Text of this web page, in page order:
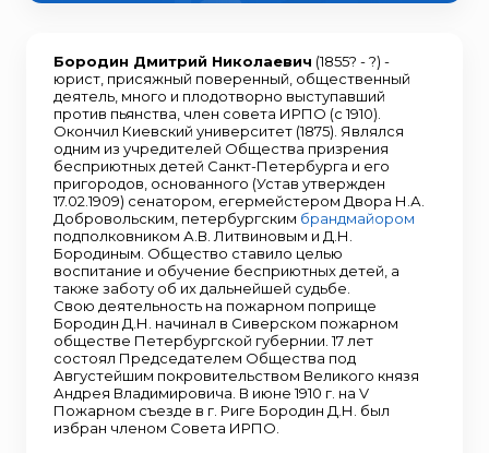
Бородин Дмитрий Николаевич (1855? - ?) -
юрист, присяжный поверенный, общественный
деятель, много и плодотворно выступавший
против пьянства, член совета ИРПО (с 1910).
Окончил Киевский университет (1875). Являлся
одним из учредителей Общества призрения
бесприютных детей Санкт-Петербурга и его
пригородов, основанного (Устав утвержден
17.02.1909) сенатором, егермейстером Двора Н.А.
Добровольским, петербургским брандмайором
подполковником А.В. Литвиновым и Д.Н.
Бородиным. Общество ставило целью
воспитание и обучение бесприютных детей, а
также заботу об их дальнейшей судьбе.
Свою деятельность на пожарном поприще
Бородин Д.Н. начинал в Сиверском пожарном
обществе Петербургской губернии. 17 лет
состоял Председателем Общества под
Августейшим покровительством Великого князя
Андрея Владимировича. В июне 1910 г. на V
Пожарном съезде в г. Риге Бородин Д.Н. был
избран членом Совета ИРПО.